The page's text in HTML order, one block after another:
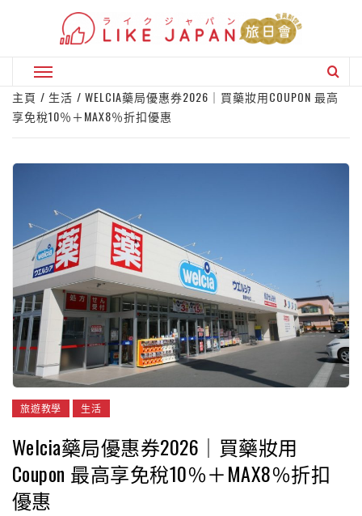
Primary
Menu
主頁 生活
WELCIA藥局優惠券2026｜買藥妝用COUPON 最高
享免稅10％＋MAX8％折扣優惠
旅遊教學 生活
Welcia藥局優惠券2026｜買藥妝用
Coupon 最高享免稅10％＋MAX8％折扣
優惠